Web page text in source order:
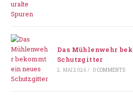
Das Mühlenwehr
Schutzgitter
2. MAI 2026 / 0 COMMENTS